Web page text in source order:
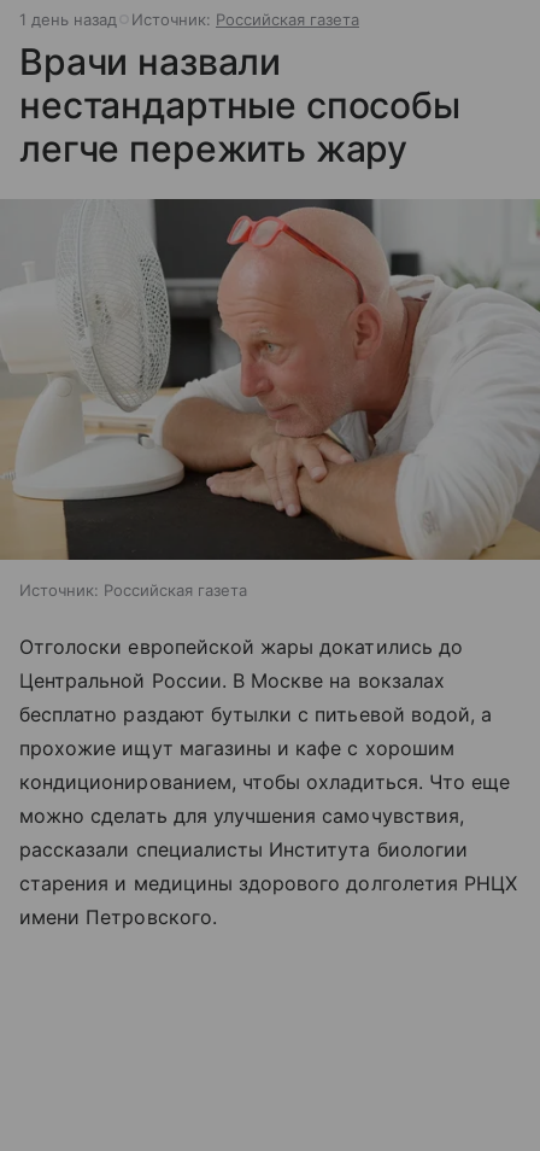
1 день назад Источник: Российская газета
Врачи назвали
нестандартные способы
легче пережить жару
Источник: Российская газета
Отголоски европейской жары докатились до
Центральной России. В Москве на вокзалах
бесплатно раздают бутылки с питьевой водой, а
прохожие ищут магазины и кафе с хорошим
кондиционированием, чтобы охладиться. Что еще
можно сделать для улучшения самочувствия,
рассказали специалисты Института биологии
старения и медицины здорового долголетия РНЦХ
имени Петровского.